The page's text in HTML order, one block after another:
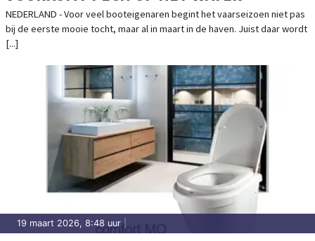
NEDERLAND - Voor veel booteigenaren begint het vaarseizoen niet pas
bij de eerste mooie tocht, maar al in maart in de haven. Juist daar wordt
[...]
19 maart 2026, 8:48 uur